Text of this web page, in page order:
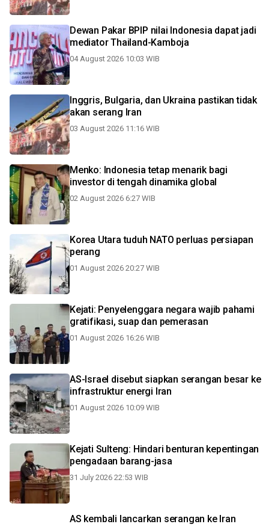
Dewan Pakar BPIP nilai Indonesia dapat jadi
mediator Thailand-Kamboja
04 August 2026 10:03 WIB
Inggris, Bulgaria, dan Ukraina pastikan tidak
akan serang Iran
03 August 2026 11:16 WIB
Menko: Indonesia tetap menarik bagi
investor di tengah dinamika global
02 August 2026 6:27 WIB
Korea Utara tuduh NATO perluas persiapan
perang
01 August 2026 20:27 WIB
Kejati: Penyelenggara negara wajib pahami
gratifikasi, suap dan pemerasan
01 August 2026 16:26 WIB
AS-Israel disebut siapkan serangan besar ke
infrastruktur energi Iran
01 August 2026 10:09 WIB
Kejati Sulteng: Hindari benturan kepentingan
pengadaan barang-jasa
31 July 2026 22:53 WIB
AS kembali lancarkan serangan ke Iran